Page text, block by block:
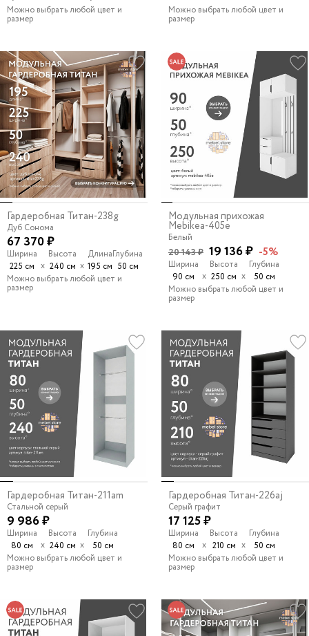
Можно выбрать любой цвет и
размер
Можно выбрать любой цвет и
размер
Гардеробная Титан-238g
Дуб Сонома
67 370 ₽
Ширина
225 см х
Высота
240 см х
Длина
195 см
Глубина
50 см
Можно выбрать любой цвет и
размер
Модульная прихожая
Mebikea-405e
Белый
20 143 ₽ 19 136 ₽ -5%
Ширина
90 см
х
Высота
250 см х
Глубина
50 см
Можно выбрать любой цвет и
размер
Гардеробная Титан-211am
Стальной серый
9 986 ₽
Ширина
80 см
х
Высота
240 см х
Глубина
50 см
Можно выбрать любой цвет и
размер
Гардеробная Титан-226aj
Серый графит
17 125 ₽
Ширина
80 см
х
Высота
210 см х
Глубина
50 см
Можно выбрать любой цвет и
размер